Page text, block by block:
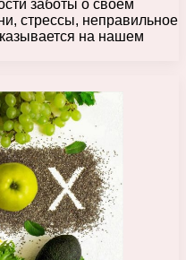
заботы о своем
стрессы, неправильное
на нашем